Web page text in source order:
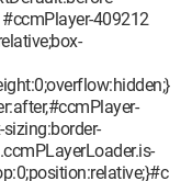
#ccmPlayer-409212